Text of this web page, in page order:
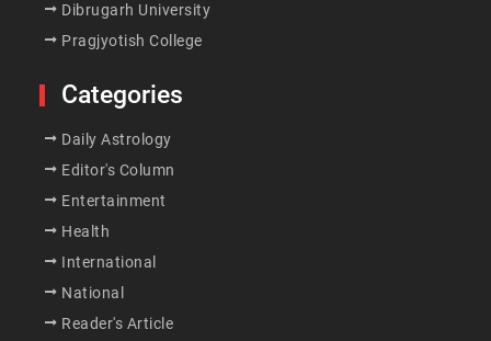
Dibrugarh University
Pragjyotish College
Categories
Daily Astrology
Editor's Column
Entertainment
Health
International
National
Reader's Article